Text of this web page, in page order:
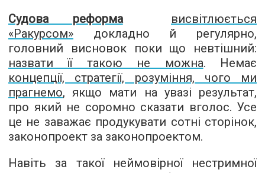
Судова реформа
висвітлюється
«Ракурсом» докладно й регулярно,
головний висновок поки що невтішний:
назвати її такою не можна. Немає
концепції, стратегії, розуміння, чого ми
прагнемо, якщо мати на увазі результат,
про який не соромно сказати вголос. Усе
це не заважає продукувати сотні сторінок,
законопроект за законопроектом.
Навіть за такої неймовірної нестримної